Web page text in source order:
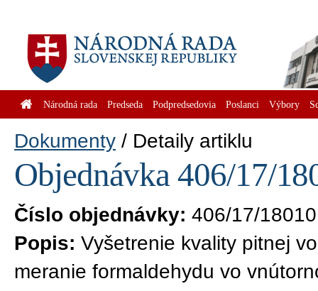
Národná rada Predseda Podpredsedovia Poslanci Výbory
Dokumenty Detaily artiklu
Objednávka 406/17/
Číslo objednávky: 406/17/18010
Popis: Vyšetrenie kvality pitnej
meranie formaldehydu vo